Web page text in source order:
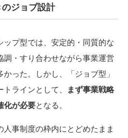
のジョブ設計
プ型では、安定的・同質的な
・すり合わせながら事業運営
った。しかし、「ジョブ型」
ラインとして、
まず事業戦略
化が必要となる。
事制度の枠内にとどめたまま